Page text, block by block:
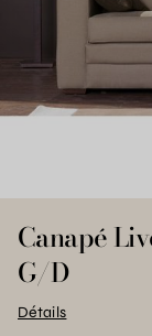
Canapé
G/D
Détails